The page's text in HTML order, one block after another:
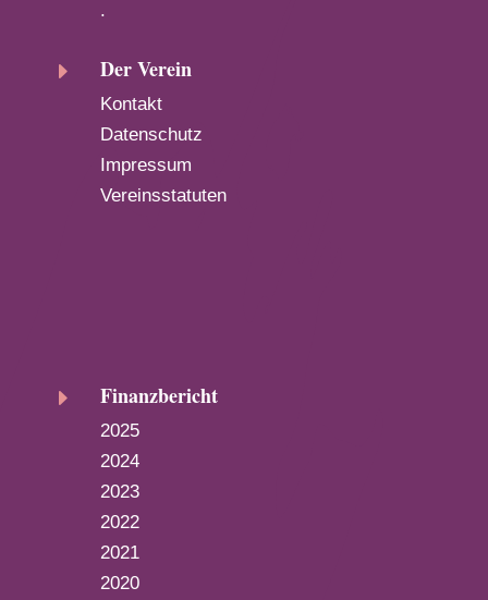
.
E Der Verein
Kontakt
Datenschutz
Impressum
Vereinsstatuten
E Finanzbericht
2025
2024
2023
2022
2021
2020